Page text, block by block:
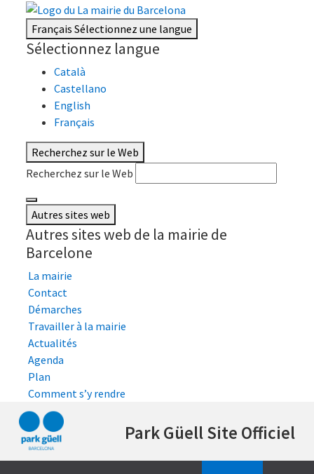
FrançaisSélectionnez une langue
Sélectionnez langue
Català
Castellano
English
Français
Recherchez sur le Web
Recherchez sur le Web
Autres sites web
Autres sites web de la mairie de
Barcelone
La mairie
Contact
Démarches
Travailler à la mairie
Actualités
Agenda
Plan
Comment s’y rendre
au
principal
Park Güell Site Officiel